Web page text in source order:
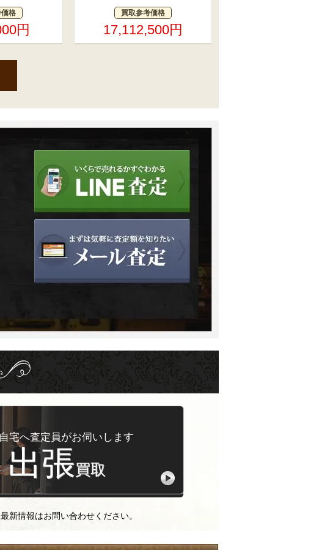
格
円
買取参考価格
17,112,500円
自宅へ査定員がお伺いします
出張買取
新情報はお問い合わせください。